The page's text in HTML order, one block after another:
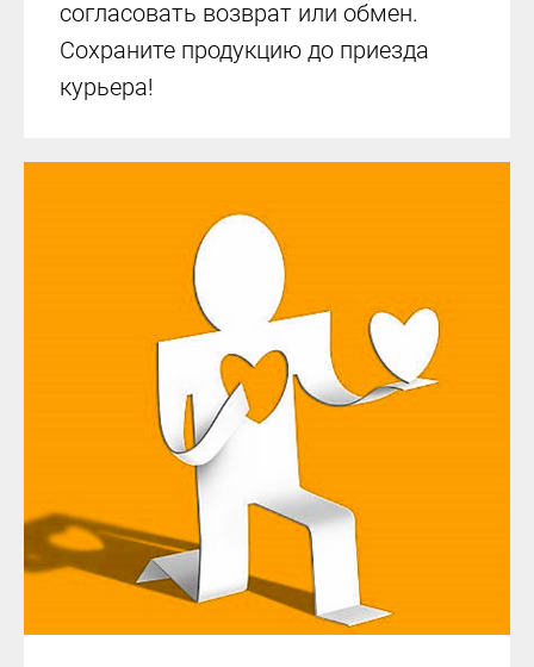
согласовать возврат или обмен.
Сохраните продукцию до приезда
курьера!